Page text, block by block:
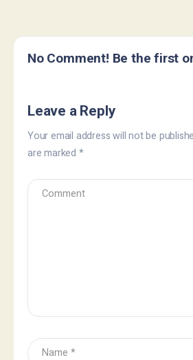
No Comment! Be the first
Leave a Reply
Your email address will not be
are marked *